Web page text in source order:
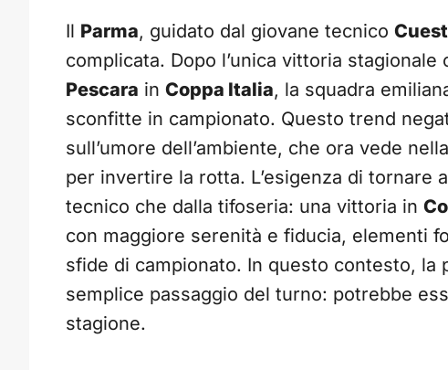
Il Parma, guidato dal giovane tecnico
complicata. Dopo l’unica vittoria
Pescara in Coppa Italia, la squadra
sconfitte in campionato. Questo trend
sull’umore dell’ambiente, che ora vede
per invertire la rotta. L’esigenza di tornare
tecnico che dalla tifoseria: una vittoria in
con maggiore serenità e fiducia, elementi
sfide di campionato. In questo contesto, la
semplice passaggio del turno: potrebbe
stagione.